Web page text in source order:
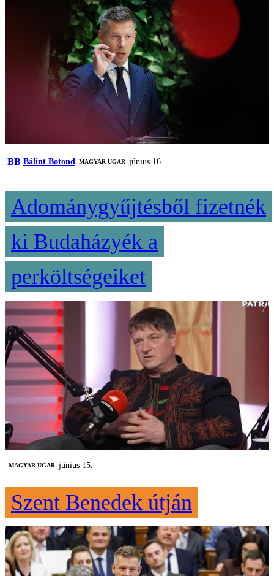
BB Bálint Botond MAGYAR UGAR június 16.
Adománygyűjtésből fizetnék
ki Budaházyék a
perköltségeiket
MAGYAR UGAR június 15.
Szent Benedek útján